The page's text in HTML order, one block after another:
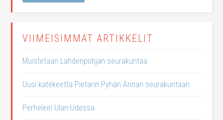
VIIMEISIMMÄT ARTIKKELIT
Muistetaan Lahdenpohjan seurakuntaa
Uusi katekeetta Pietarin Pyhän Annan seurakuntaan
Perheleiri Ulan-Udessa